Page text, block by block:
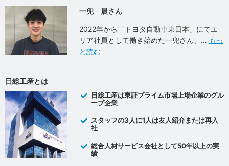
一兜 晨さん
2022年から「トヨタ自動車東日本」にてエ
リア社員として働き始めた一兜さん、
もっ
と読む
日総工産とは
日総工産は東証プライム市場上場企業のグル
ープ企業
スタッフの3人に1人は友人紹介または再入
社
総合人材サービス会社として50年以上の実
績